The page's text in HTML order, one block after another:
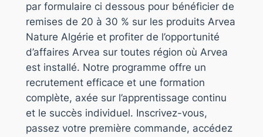
par formulaire ci dessous pour bénéficier de
remises de 20 à 30 % sur les produits Arvea
Nature Algérie et profiter de l’opportunité
d’affaires Arvea sur toutes région où Arvea
est installé. Notre programme offre un
recrutement efficace et une formation
complète, axée sur l’apprentissage continu
et le succès individuel. Inscrivez-vous,
passez votre première commande, accédez